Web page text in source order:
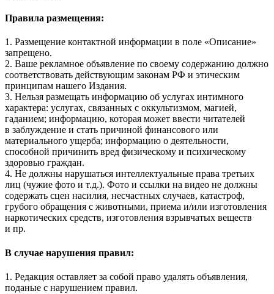
Правила размещения:
1. Размещение контактной информации в поле «Описание»
запрещено.
2. Ваше рекламное объявление по своему содержанию должно
соответствовать действующим законам РФ и этическим
принципам нашего Издания.
3. Нельзя размещать информацию об услугах интимного
характера: услугах, связанных с оккультизмом, магией,
гаданием; информацию, которая может ввести читателей
в заблуждение и стать причиной финансового или
материального ущерба; информацию о деятельности,
способной причинить вред физическому и психическому
здоровью граждан.
4. Не должны нарушаться интеллектуальные права третьих
лиц (чужие фото и т.д.). Фото и ссылки на видео не должны
содержать сцен насилия, несчастных случаев, катастроф,
грубого обращения с животными, приема и/или изготовления
наркотических средств, изготовления взрывчатых веществ
и пр.
В случае нарушения правил:
1. Редакция оставляет за собой право удалять объявления,
поданые с нарушением правил.